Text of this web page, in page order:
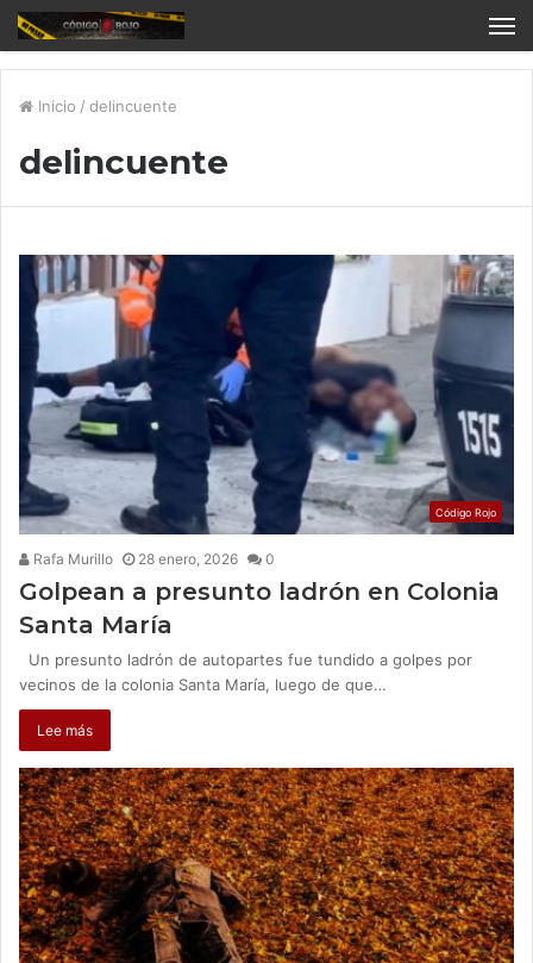
Inicio / delincuente
delincuente
Código Rojo
Rafa Murillo 28 enero, 2026 0
Golpean a presunto ladrón en Colonia
Santa María
Un presunto ladrón de autopartes fue tundido a golpes por
vecinos de la colonia Santa María, luego de que…
Lee más